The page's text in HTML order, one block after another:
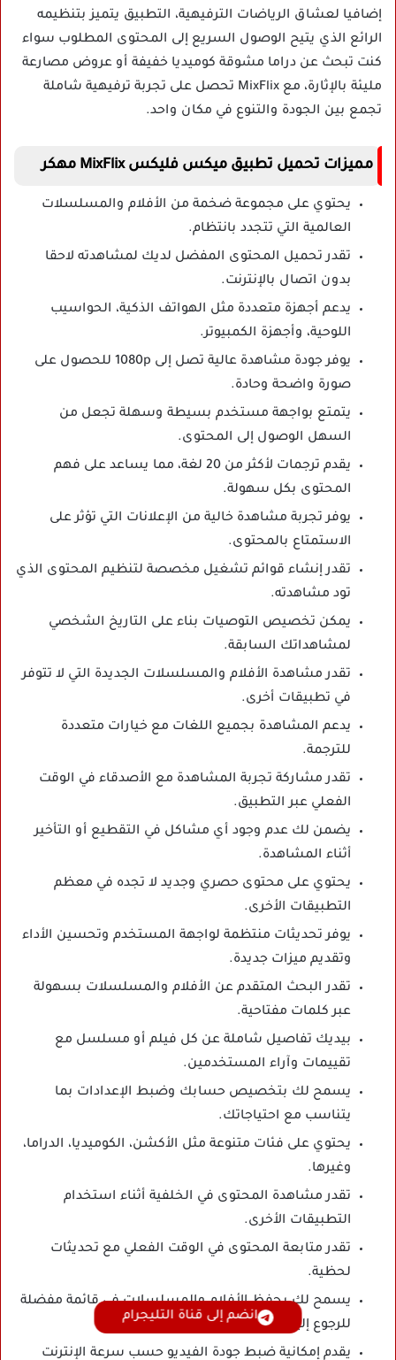
إضافيا لعشاق الرياضات الترفيهية، التطبيق يتميز بتنظيمه
الرائع الذي يتيح الوصول السريع إلى المحتوى المطلوب سواء
كنت تبحث عن دراما مشوقة كوميديا خفيفة أو عروض مصارعة
مليئة بالإثارة، مع MixFlix تحصل على تجربة ترفيهية شاملة
تجمع بين الجودة والتنوع في مكان واحد.
مميزات تحميل تطبيق ميكس فليكس MixFlix مهكر
يحتوي على مجموعة ضخمة من الأفلام والمسلسلات
العالمية التي تتجدد بانتظام.
تقدر تحميل المحتوى المفضل لديك لمشاهدته لاحقا
بدون اتصال بالإنترنت.
يدعم أجهزة متعددة مثل الهواتف الذكية، الحواسيب
اللوحية، وأجهزة الكمبيوتر.
يوفر جودة مشاهدة عالية تصل إلى 1080p للحصول على
صورة واضحة وحادة.
يتمتع بواجهة مستخدم بسيطة وسهلة تجعل من
السهل الوصول إلى المحتوى.
يقدم ترجمات لأكثر من 20 لغة، مما يساعد على فهم
المحتوى بكل سهولة.
يوفر تجربة مشاهدة خالية من الإعلانات التي تؤثر على
الاستمتاع بالمحتوى.
تقدر إنشاء قوائم تشغيل مخصصة لتنظيم المحتوى الذي
تود مشاهدته.
يمكن تخصيص التوصيات بناء على التاريخ الشخصي
لمشاهداتك السابقة.
تقدر مشاهدة الأفلام والمسلسلات الجديدة التي لا تتوفر
في تطبيقات أخرى.
يدعم المشاهدة بجميع اللغات مع خيارات متعددة
للترجمة.
تقدر مشاركة تجربة المشاهدة مع الأصدقاء في الوقت
الفعلي عبر التطبيق.
يضمن لك عدم وجود أي مشاكل في التقطيع أو التأخير
أثناء المشاهدة.
يحتوي على محتوى حصري وجديد لا تجده في معظم
التطبيقات الأخرى.
يوفر تحديثات منتظمة لواجهة المستخدم وتحسين الأداء
وتقديم ميزات جديدة.
تقدر البحث المتقدم عن الأفلام والمسلسلات بسهولة
عبر كلمات مفتاحية.
بيديك تفاصيل شاملة عن كل فيلم أو مسلسل مع
تقييمات وآراء المستخدمين.
يسمح لك بتخصيص حسابك وضبط الإعدادات بما
يتناسب مع احتياجاتك.
يحتوي على فئات متنوعة مثل الأكشن، الكوميديا، الدراما،
وغيرها.
تقدر مشاهدة المحتوى في الخلفية أثناء استخدام
التطبيقات الأخرى.
تقدر متابعة المحتوى في الوقت الفعلي مع تحديثات
لحظية.
يسمح لك بحفظ الأفلام والمسلسلات في قائمة مفضلة
للرجوع إليها لاحقا.
يقدم إمكانية ضبط جودة الفيديو حسب سرعة الإنترنت
انضم إلى قناة التليجرام